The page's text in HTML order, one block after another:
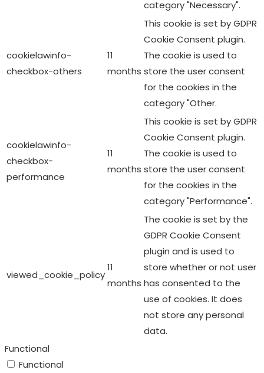
category "Necessary".
cookielawinfo-
checkbox-others
11
months
This cookie is set by GDPR
Cookie Consent plugin.
The cookie is used to
store the user consent
for the cookies in the
category "Other.
cookielawinfo-
checkbox-
performance
11
months
This cookie is set by GDPR
Cookie Consent plugin.
The cookie is used to
store the user consent
for the cookies in the
category "Performance".
viewed_cookie_policy
11
months
The cookie is set by the
GDPR Cookie Consent
plugin and is used to
store whether or not user
has consented to the
use of cookies. It does
not store any personal
data.
Functional
Functional